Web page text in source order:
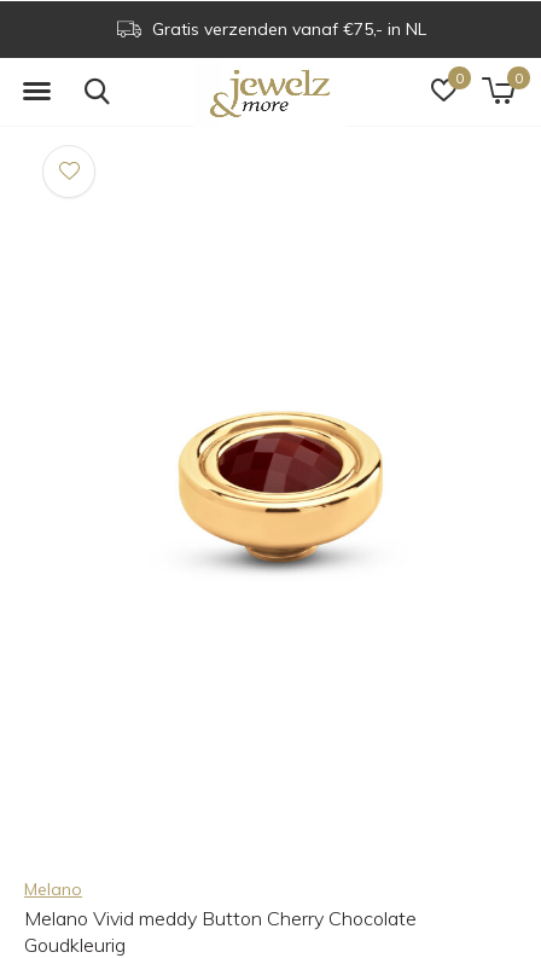
0 0
Gratis verzenden vanaf €75,- in NL
Melano
Melano Vivid meddy Button Cherry Chocolate
Goudkleurig